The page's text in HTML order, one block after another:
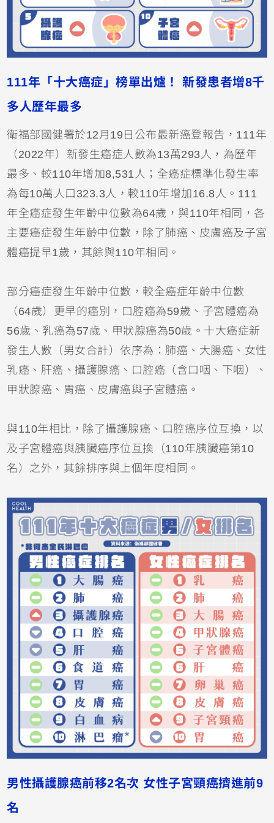
111年「十大癌症」榜單出爐！ 新發患者增8千
多人歷年最多
衛福部國健署於12月19日公布最新癌登報告，111年
（2022年）新發生癌症人數為13萬293人，為歷年
最多、較110年增加8,531人；全癌症標準化發生率
為每10萬人口323.3人，較110年增加16.8人。111
年全癌症發生年齡中位數為64歲，與110年相同，各
主要癌症發生年齡中位數，除了肺癌、皮膚癌及子宮
體癌提早1歲，其餘與110年相同。
部分癌症發生年齡中位數，較全癌症年齡中位數
（64歲）更早的癌別，口腔癌為59歲、子宮體癌為
56歲、乳癌為57歲、甲狀腺癌為50歲。十大癌症新
發生人數（男女合計）依序為：肺癌、大腸癌、女性
乳癌、肝癌、攝護腺癌、口腔癌（含口咽、下咽）、
甲狀腺癌、胃癌、皮膚癌與子宮體癌。
與110年相比，除了攝護腺癌、口腔癌序位互換，以
及子宮體癌與胰臟癌序位互換（110年胰臟癌第10
名）之外，其餘排序與上個年度相同。
男性攝護腺癌前移2名次 女性子宮頸癌擠進前9
名